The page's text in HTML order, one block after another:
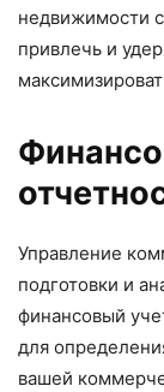
недвижимости
привлечь и
Управление
подготовки и
финансовый
для
вашей